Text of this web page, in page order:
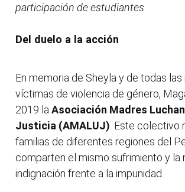
participación de estudiantes
Del duelo a la acción
En memoria de Sheyla y de todas las
víctimas de violencia de género,
2019 la Asociación Madres
Justicia (AMALUJ) . Este colectivo
familias de diferentes regiones del
comparten el mismo sufrimiento y la
indignación frente a la impunidad.